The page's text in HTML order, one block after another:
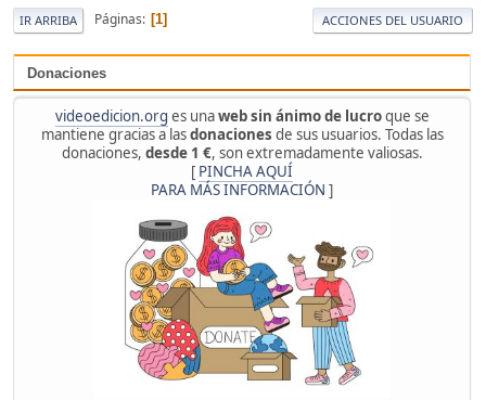
Donaciones
videoedicion.org es unaweb sin ánimo de lucroque se
mantiene gracias a lasdonaciones de sus usuarios. Todas las
donaciones, desde 1 €, son extremadamente valiosas.
[ PINCHA AQUÍ
PARA MÁS INFORMACIÓN ]
IR ARRIBA Páginas 1 ACCIONES DEL USUARIO